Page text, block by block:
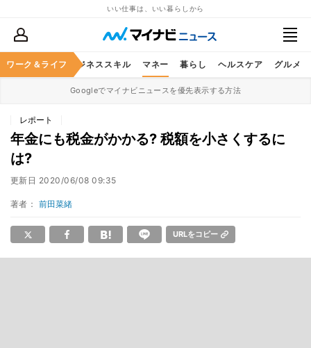
いい仕事は、いい暮らしから
ワーク＆ライフ
キャリア ビジネススキル マネー 暮らし ヘルスケア グルメ
Googleでマイナビニュースを優先表示する方法
レポート
年金にも税金がかかる? 税額を小さくするに
は?
更新日 2020/06/08 09:35
著者： 前田菜緒
URLをコピー